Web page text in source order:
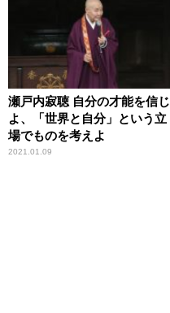
瀬戸内寂聴 自分の才能を信じ
よ、「世界と自分」という立
場でものを考えよ
2021.01.09